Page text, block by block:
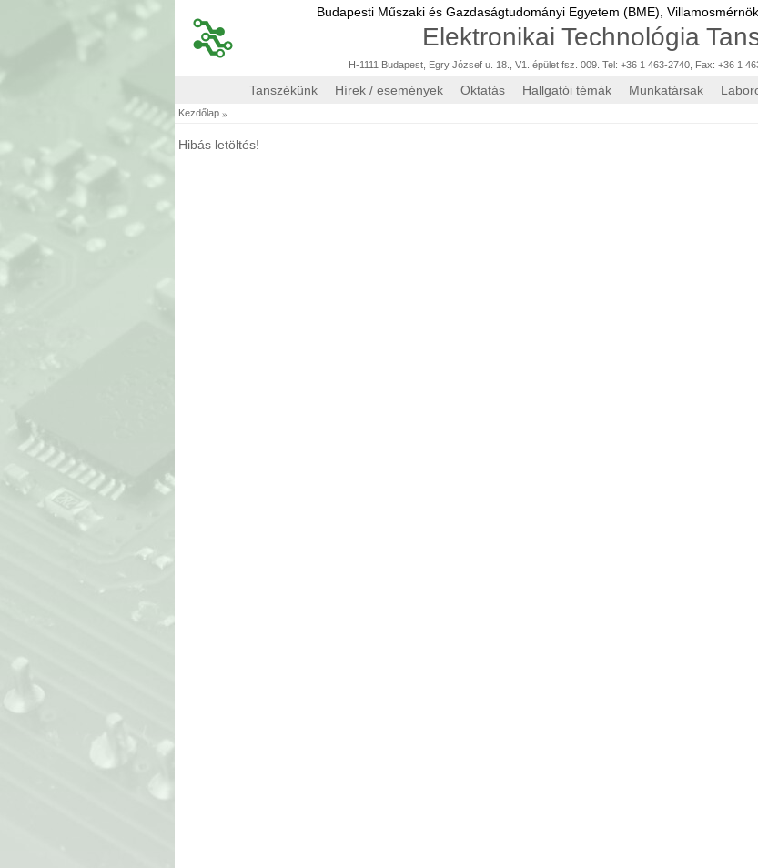
Budapesti Műszaki és Gazdaságtudományi Egyetem (BME),
Elektronikai Technológia
H-1111 Budapest, Egry József u. 18., V1. épület fsz. 009. Tel: +36 1 463-2740, Fax: +36 1
Tanszékünk Hírek / események Oktatás Hallgatói témák Munkatársak
Kezdőlap »
Hibás letöltés!